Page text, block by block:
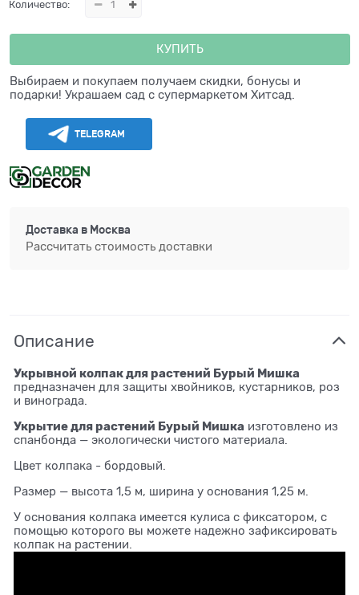
Количество:
КУПИТЬ
Выбираем и покупаем получаем скидки, бонусы и
подарки! Украшаем сад с супермаркетом Хитсад.
TELEGRAM
Доставка в Москва
Рассчитать стоимость доставки
Описание
Укрывной колпак для растений Бурый Мишка
предназначен для защиты хвойников, кустарников, роз
и винограда.
Укрытие для растений Бурый Мишка изготовлено из
спанбонда — экологически чистого материала.
Цвет колпака - бордовый.
Размер — высота 1,5 м, ширина у основания 1,25 м.
У основания колпака имеется кулиса с фиксатором, с
помощью которого вы можете надежно зафиксировать
колпак на растении.